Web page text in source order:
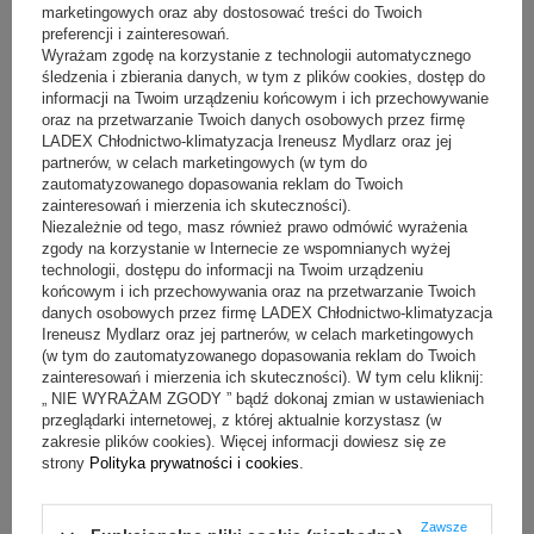
Area Cooling Solutions – certyfikowane
agregaty
Potrzebujesz agregatu skraplającego, który spełnia europejskie
standardy, jest bezawaryjny i bezpieczny? Agregaty Area Cooling
Solutions nie tylko otrzymały certyfikaty, ale i są wyposażone w
przyjazne dla środowiska czynniki chłodnicze R404A, R448A, R449A
nie mają negatywnego wpływu na otoczenie.
Agregaty chłodzące Area Cooling Solutions maja szereg innowacyjnych
rozwiązań. Wśród nich sąwentylatory EC, dzięki którym poziom
hałasu jest niższy nawet o połowę od generowanego w starszych
modelach. Dużą popularnością cieszą się też urządzenia z
wbudowanym zdalnym monitoringiem , który sprawuje kontrolę nad
tym, by agregat działał w odpowiedniej temperaturze.
W naszej ofercie znajdziesz między innymi agregatory skraplające z linii
BASIC złożone ze sprężarki, skraplacza, zbiornika cieczy, filtru
odwadniacza, armatury odcinającej i automatyki elektrycznej.
Bez problemu zamontujesz je na zewnątrz, więc nie zajmą miejsca w
lokalu ani na zapleczu, zyskasz do zagospodarowania więcej
przestrzeni.Agregaty generują poziom dźwięku około 46 dB,
porównywany do szmerów, zatem nie zakłócą spokoju klientów ani
Firma Area Cooling Solutions słynie z agregatów skraplających
marketingowych oraz aby dostosować treści do Twoich
preferencji i zainteresowań.
Wyrażam zgodę na korzystanie z technologii automatycznego
śledzenia i zbierania danych, w tym z plików cookies, dostęp do
informacji na Twoim urządzeniu końcowym i ich przechowywanie
oraz na przetwarzanie Twoich danych osobowych przez firmę
LADEX Chłodnictwo-klimatyzacja Ireneusz Mydlarz oraz jej
partnerów, w celach marketingowych (w tym do
zautomatyzowanego dopasowania reklam do Twoich
zainteresowań i mierzenia ich skuteczności).
Niezależnie od tego, masz również prawo odmówić wyrażenia
zgody na korzystanie w Internecie ze wspomnianych wyżej
technologii, dostępu do informacji na Twoim urządzeniu
końcowym i ich przechowywania oraz na przetwarzanie Twoich
danych osobowych przez firmę LADEX Chłodnictwo-klimatyzacja
Ireneusz Mydlarz oraz jej partnerów, w celach marketingowych
(w tym do zautomatyzowanego dopasowania reklam do Twoich
zainteresowań i mierzenia ich skuteczności). W tym celu kliknij:
„ NIE WYRAŻAM ZGODY ” bądź dokonaj zmian w ustawieniach
przeglądarki internetowej, z której aktualnie korzystasz (w
zakresie plików cookies). Więcej informacji dowiesz się ze
strony Polityka prywatności i cookies
Zawsze